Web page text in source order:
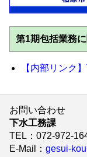
第1期包括業務
【内部リンク
お問い合わせ
下水工務課
TEL ：072-972-
E-Mail
： gesui-